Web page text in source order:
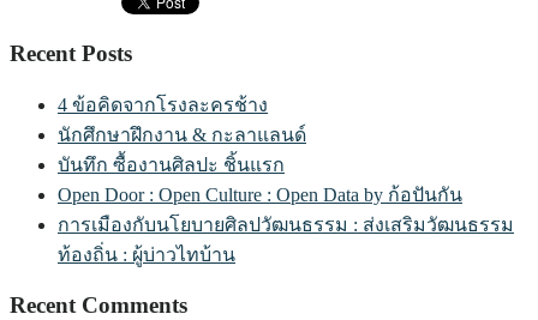
Recent Posts
4 ข้อคิดจากโรงละครช้าง
นักศึกษาฝึกงาน & กะลาแลนด์
บันทึก ซื้องานศิลปะ ชิ้นแรก
Open Door : Open Culture : Open Data by ก้อปันกัน
การเมืองกับนโยบายศิลปวัฒนธรรม : ส่งเสริมวัฒนธรรม
ท้องถิ่น : ผู้บ่าวไทบ้าน
Recent Comments